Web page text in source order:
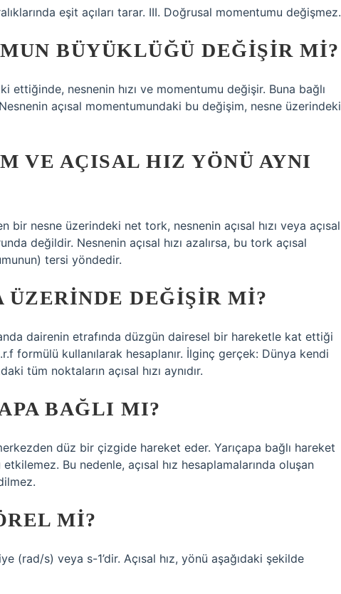
eşit açıları tarar. III. Doğrusal momentumu değişmez.
BÜYÜKLÜĞÜ DEĞIŞIR MI?
ettiğinde, nesnenin hızı ve momentumu değişir. Buna bağlı
açısal momentumundaki bu değişim, nesne üzerindeki
VE AÇISAL HIZ YÖNÜ AYNI
bir nesne üzerindeki net tork, nesnenin açısal hızı veya açısal
değildir. Nesnenin açısal hızı azalırsa, bu tork açısal
tersi yöndedir.
ÜZERINDE DEĞIŞIR MI?
dairenin etrafında düzgün dairesel bir hareketle kat ettiği
formülü kullanılarak hesaplanır. İlginç gerçek: Dünya kendi
tüm noktaların açısal hızı aynıdır.
BAĞLI MI?
düz bir çizgide hareket eder. Yarıçapa bağlı hareket
Bu nedenle, açısal hız hesaplamalarında oluşan
MI?
(rad/s) veya s-1’dir. Açısal hız, yönü aşağıdaki şekilde